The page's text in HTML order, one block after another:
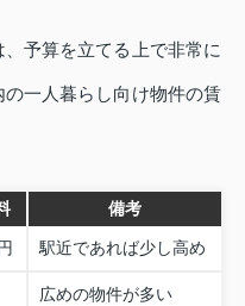
予算を立てる上で非常に
一人暮らし向け物件の賃
備考
駅近であれば少し高め
広めの物件が多い